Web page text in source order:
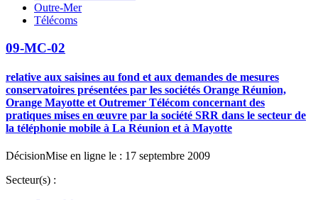
Outre-Mer
Télécoms
09-MC-02
relative aux saisines au fond et aux demandes de mesures
conservatoires présentées par les sociétés Orange Réunion,
Orange Mayotte et Outremer Télécom concernant des
pratiques mises en œuvre par la société SRR dans le secteur de
la téléphonie mobile à La Réunion et à Mayotte
DécisionMise en ligne le : 17 septembre 2009
Secteur(s) :